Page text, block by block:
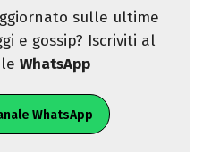
sulle ultime
e gossip? Iscriviti al
WhatsApp
WhatsApp